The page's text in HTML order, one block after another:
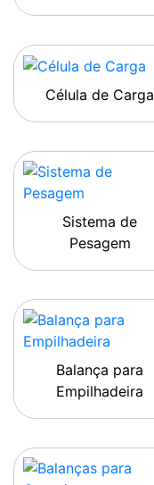
Célula de Carga
Sistema de
Pesagem
Balança para
Empilhadeira